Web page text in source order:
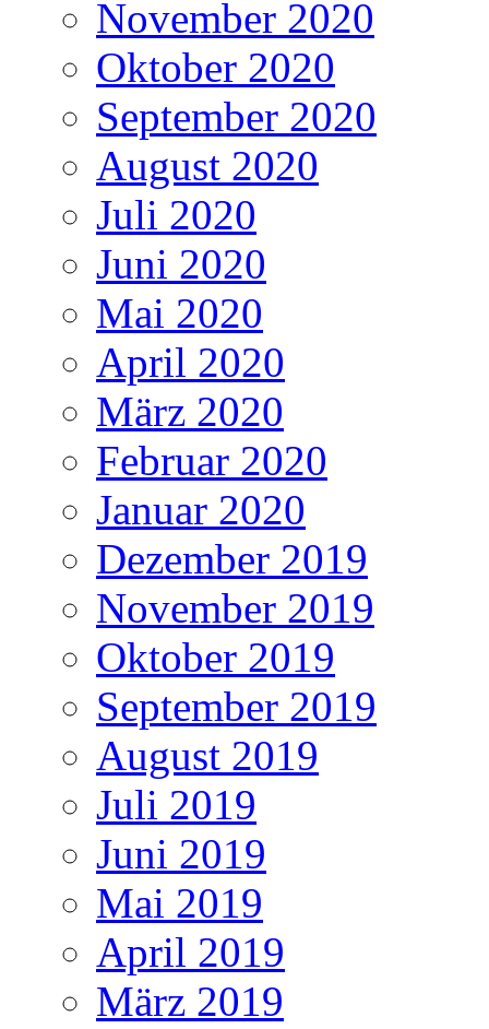
November 2020
Oktober 2020
September 2020
August 2020
Juli 2020
Juni 2020
Mai 2020
April 2020
März 2020
Februar 2020
Januar 2020
Dezember 2019
November 2019
Oktober 2019
September 2019
August 2019
Juli 2019
Juni 2019
Mai 2019
April 2019
März 2019